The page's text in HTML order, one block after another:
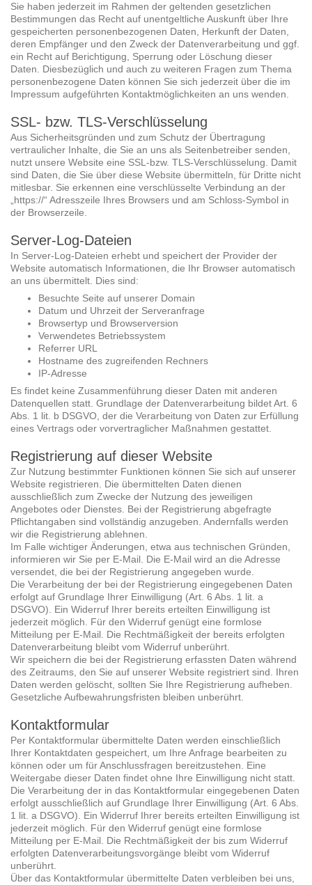
Sie haben jederzeit im Rahmen der geltenden gesetzlichen
Bestimmungen das Recht auf unentgeltliche Auskunft über Ihre
gespeicherten personenbezogenen Daten, Herkunft der Daten,
deren Empfänger und den Zweck der Datenverarbeitung und ggf.
ein Recht auf Berichtigung, Sperrung oder Löschung dieser
Daten. Diesbezüglich und auch zu weiteren Fragen zum Thema
personenbezogene Daten können Sie sich jederzeit über die im
Impressum aufgeführten Kontaktmöglichkeiten an uns wenden.
SSL- bzw. TLS-Verschlüsselung
Aus Sicherheitsgründen und zum Schutz der Übertragung
vertraulicher Inhalte, die Sie an uns als Seitenbetreiber senden,
nutzt unsere Website eine SSL-bzw. TLS-Verschlüsselung. Damit
sind Daten, die Sie über diese Website übermitteln, für Dritte nicht
mitlesbar. Sie erkennen eine verschlüsselte Verbindung an der
„https://“ Adresszeile Ihres Browsers und am Schloss-Symbol in
der Browserzeile.
Server-Log-Dateien
In Server-Log-Dateien erhebt und speichert der Provider der
Website automatisch Informationen, die Ihr Browser automatisch
an uns übermittelt. Dies sind:
Besuchte Seite auf unserer Domain
Datum und Uhrzeit der Serveranfrage
Browsertyp und Browserversion
Verwendetes Betriebssystem
Referrer URL
Hostname des zugreifenden Rechners
IP-Adresse
Es findet keine Zusammenführung dieser Daten mit anderen
Datenquellen statt. Grundlage der Datenverarbeitung bildet Art. 6
Abs. 1 lit. b DSGVO, der die Verarbeitung von Daten zur Erfüllung
eines Vertrags oder vorvertraglicher Maßnahmen gestattet.
Registrierung auf dieser Website
Zur Nutzung bestimmter Funktionen können Sie sich auf unserer
Website registrieren. Die übermittelten Daten dienen
ausschließlich zum Zwecke der Nutzung des jeweiligen
Angebotes oder Dienstes. Bei der Registrierung abgefragte
Pflichtangaben sind vollständig anzugeben. Andernfalls werden
wir die Registrierung ablehnen.
Im Falle wichtiger Änderungen, etwa aus technischen Gründen,
informieren wir Sie per E-Mail. Die E-Mail wird an die Adresse
versendet, die bei der Registrierung angegeben wurde.
Die Verarbeitung der bei der Registrierung eingegebenen Daten
erfolgt auf Grundlage Ihrer Einwilligung (Art. 6 Abs. 1 lit. a
DSGVO). Ein Widerruf Ihrer bereits erteilten Einwilligung ist
jederzeit möglich. Für den Widerruf genügt eine formlose
Mitteilung per E-Mail. Die Rechtmäßigkeit der bereits erfolgten
Datenverarbeitung bleibt vom Widerruf unberührt.
Wir speichern die bei der Registrierung erfassten Daten während
des Zeitraums, den Sie auf unserer Website registriert sind. Ihren
Daten werden gelöscht, sollten Sie Ihre Registrierung aufheben.
Gesetzliche Aufbewahrungsfristen bleiben unberührt.
Kontaktformular
Per Kontaktformular übermittelte Daten werden einschließlich
Ihrer Kontaktdaten gespeichert, um Ihre Anfrage bearbeiten zu
können oder um für Anschlussfragen bereitzustehen. Eine
Weitergabe dieser Daten findet ohne Ihre Einwilligung nicht statt.
Die Verarbeitung der in das Kontaktformular eingegebenen Daten
erfolgt ausschließlich auf Grundlage Ihrer Einwilligung (Art. 6 Abs.
1 lit. a DSGVO). Ein Widerruf Ihrer bereits erteilten Einwilligung ist
jederzeit möglich. Für den Widerruf genügt eine formlose
Mitteilung per E-Mail. Die Rechtmäßigkeit der bis zum Widerruf
erfolgten Datenverarbeitungsvorgänge bleibt vom Widerruf
unberührt.
Über das Kontaktformular übermittelte Daten verbleiben bei uns,